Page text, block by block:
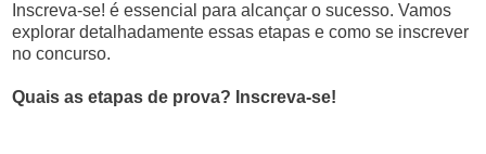
Inscreva-se! é essencial para alcançar o sucesso. Vamos
explorar detalhadamente essas etapas e como se inscrever
no concurso.
Quais as etapas de prova? Inscreva-se!